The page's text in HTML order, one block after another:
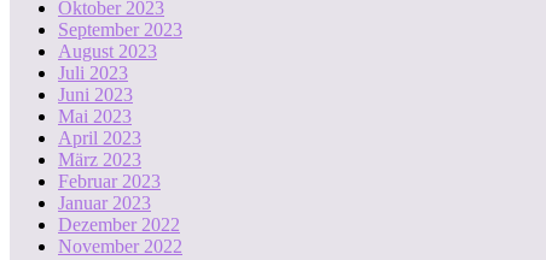
Oktober 2023
September 2023
August 2023
Juli 2023
Juni 2023
Mai 2023
April 2023
März 2023
Februar 2023
Januar 2023
Dezember 2022
November 2022